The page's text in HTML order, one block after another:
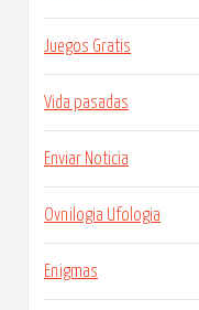
Juegos Gratis
Vida pasadas
Enviar Noticia
Ovnilogia Ufologia
Enigmas